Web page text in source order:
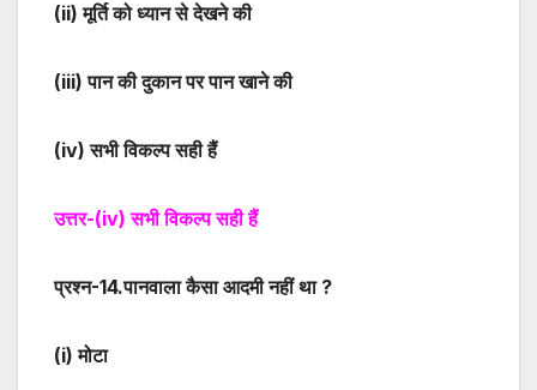
(ii) मूर्ति को ध्यान से देखने की
(iii) पान की दुकान पर पान खाने की
(iv) सभी विकल्प सही हैं
उत्तर-(iv) सभी विकल्प सही हैं
प्रश्न-14.पानवाला कैसा आदमी नहीं था ?
(i) मोटा